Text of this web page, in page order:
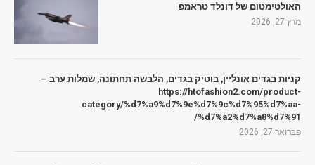
האולטימטום של דונלד טראמפ
מרץ 27, 2026
קניות בגדים אונליין, בוטיק בגדים, הלבשה תחתונה, שמלות ערב –
https://htofashion2.com/product-
category/%d7%a9%d7%9e%d7%9c%d7%95%d7%aa-
%d7%a2%d7%a8%d7%91/
פברואר 27, 2026